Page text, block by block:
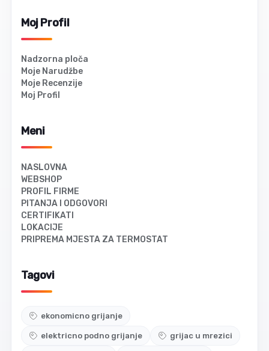
Moj Profil
Nadzorna ploča
Moje Narudžbe
Moje Recenzije
Moj Profil
Meni
NASLOVNA
WEBSHOP
PROFIL FIRME
PITANJA I ODGOVORI
CERTIFIKATI
LOKACIJE
PRIPREMA MJESTA ZA TERMOSTAT
Tagovi
ekonomicno grijanje
elektricno podno grijanje grijac u mrezici